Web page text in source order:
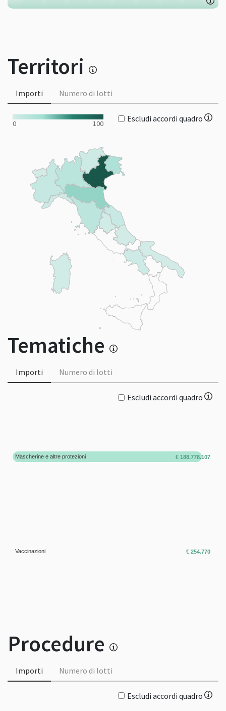
Territori
Importi Numero di lotti
0 100 Escludi accordi quadro
Tematiche
Importi Numero di lotti
Escludi accordi quadro
Mascherine e altre protezioni
Vaccinazioni
€ 188.778.107
€ 254.770
Procedure
Importi Numero di lotti
Escludi accordi quadro